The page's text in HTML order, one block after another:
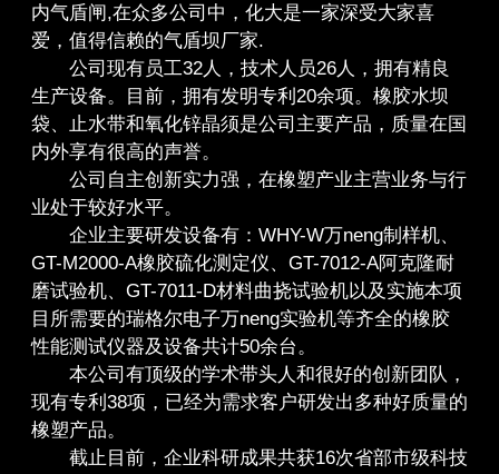
内气盾闸,在众多公司中，化大是一家深受大家喜
爱，值得信赖的气盾坝厂家.
公司现有员工32人，技术人员26人，拥有精良
生产设备。目前，拥有发明专利20余项。橡胶水坝
袋、止水带和氧化锌晶须是公司主要产品，质量在国
内外享有很高的声誉。
公司自主创新实力强，在橡塑产业主营业务与行
业处于较好水平。
企业主要研发设备有：WHY-W万neng制样机、
GT-M2000-A橡胶硫化测定仪、GT-7012-A阿克隆耐
磨试验机、GT-7011-D材料曲挠试验机以及实施本项
目所需要的瑞格尔电子万neng实验机等齐全的橡胶
性能测试仪器及设备共计50余台。
本公司有顶级的学术带头人和很好的创新团队，
现有专利38项，已经为需求客户研发出多种好质量的
橡塑产品。
截止目前，企业科研成果共获16次省部市级科技